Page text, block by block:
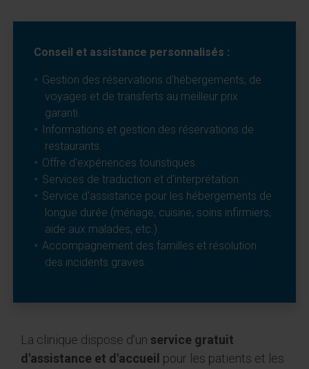
Conseil et assistance personnalisés :
Gestion des réservations d'hébergements, de
voyages et de transferts au meilleur prix
garanti.
Informations et gestion des réservations de
restaurants.
Offre d'expériences touristiques.
Services de traduction et d'interprétation.
Service d'assistance pour les hébergements de
longue durée (ménage, cuisine, soins infirmiers,
aide aux malades, etc.).
Accompagnement des familles et résolution
des incidents graves.
La clinique dispose d'un service gratuit
d'assistance et d'accueil pour les patients et les